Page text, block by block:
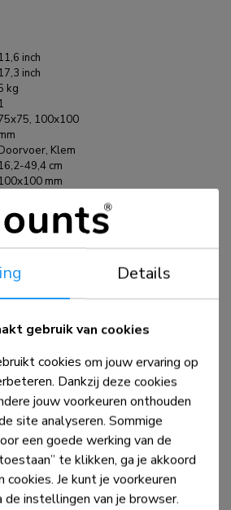
worden naar de optimale hoogte en
Bovendien beschikt de steun over
om de perfecte
T-Rex®
slechts minimale diepte nodig bij
of scheidingspaneel. Hierdoor kan
de gebruiker af worden gepositioneerd
en er tevens meer ruimte overblijft
werkhouding. Het slimme
zorgt voor een
van de kabels. De DS20-425BL1 is
VESA-systeem voor
wordt geleverd met zowel een
Lite is
geheel gemaakt van karton en
inch
inch
kg
100x100
Klem
49,4 cm
mm
49,4 cm
cm
cm
425BL1
8717371449858
Lite
Zwart
Details
gebruik van cookies
cookies om jouw ervaring op
Dankzij deze cookies
jouw voorkeuren onthouden
site analyseren. Sommige
een goede werking van de
te klikken, ga je akkoord
Je kunt je voorkeuren
de instellingen van je browser.